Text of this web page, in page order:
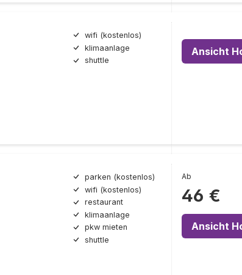
wifi (kostenlos)
klimaanlage
shuttle
Ansicht
parken (kostenlos)
wifi (kostenlos)
restaurant
klimaanlage
pkw mieten
shuttle
Ab
46 €
Ansicht